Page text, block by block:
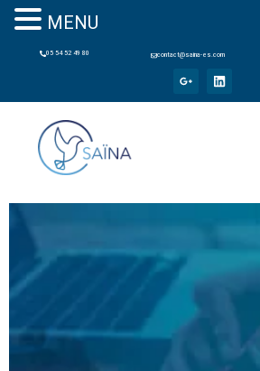
05 54 52 49 80 contact@saina-es.com
MENU